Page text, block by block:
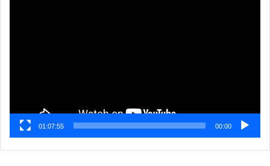
00:00
01:07:55